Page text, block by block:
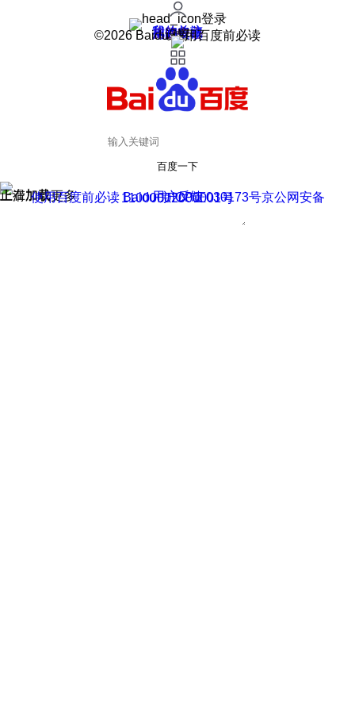
登录
我的关注
我的收藏
皮肤中心
用户反馈
设置
©2026 Baidu 使用百度前必读
百度一下
正在加载
上滑加载更多 用户反馈
使用百度前必读 Baidu 京ICP证030173号
京公网安备11000002000001号